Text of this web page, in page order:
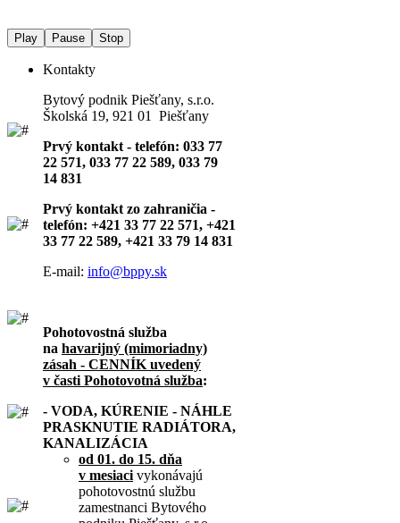
Play Pause Stop
Kontakty
Bytový podnik Piešťany, s.r.o.
Školská 19, 921 01 Piešťany
Prvý kontakt - telefón: 033 77
22 571, 033 77 22 589, 033 79
14 831
Prvý kontakt zo zahraničia -
telefón: +421 33 77 22 571, +421
33 77 22 589, +421 33 79 14 831
E-mail: info@bppy.sk
Pohotovostná služba
na havarijný (mimoriadny)
zásah - CENNÍK uvedený
v časti Pohotovotná služba:
- VODA, KÚRENIE - NÁHLE
PRASKNUTIE RADIÁTORA,
KANALIZÁCIA
od 01. do 15. dňa
v mesiaci vykonávajú
pohotovostnú službu
zamestnanci Bytového